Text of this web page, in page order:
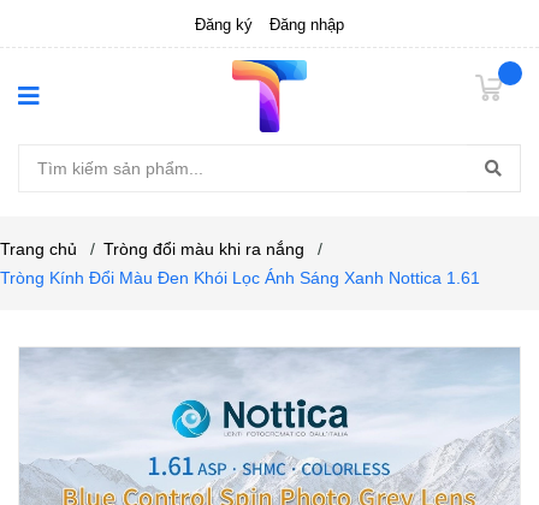
Đăng ký Đăng nhập
Trang chủ / Tròng đổi màu khi ra nắng
/
Tròng Kính Đổi Màu Đen Khói Lọc Ánh Sáng Xanh Nottica 1.61